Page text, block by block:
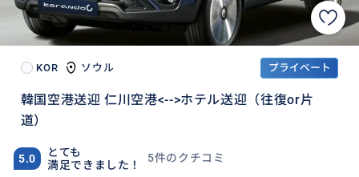
KOR ソウル プライベート
韓国空港送迎 仁川空港<-->ホテル送迎（往復or片
道）
5.0
とても
満足できました！
5件のクチコミ